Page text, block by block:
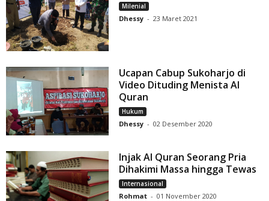
Milenial
Dhessy - 23 Maret 2021
Ucapan Cabup Sukoharjo di
Video Dituding Menista Al
Quran
Hukum
Dhessy - 02 Desember 2020
Injak Al Quran Seorang Pria
Dihakimi Massa hingga Tewas
Internasional
Rohmat - 01 November 2020